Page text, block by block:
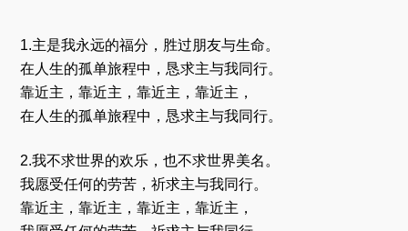
器
1.主是我永远的福分，胜过朋友与生命。
在人生的孤单旅程中，恳求主与我同行。
靠近主，靠近主，靠近主，靠近主，
在人生的孤单旅程中，恳求主与我同行。
2.我不求世界的欢乐，也不求世界美名。
我愿受任何的劳苦，祈求主与我同行。
靠近主，靠近主，靠近主，靠近主，